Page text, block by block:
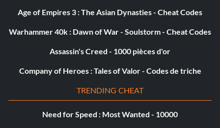
Age of Empires 3 : The Asian Dynasties - Cheat Codes
Warhammer 40k : Dawn of War - Soulstorm - Cheat Codes
Assassin's Creed - 1000 pièces d'or
Company of Heroes : Tales of Valor - Codes de triche
TRENDING CHEAT
Need for Speed : Most Wanted - 10000